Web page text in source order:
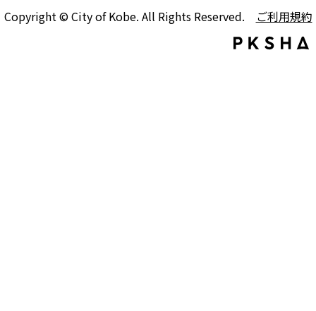
Copyright © City of Kobe. All Rights Reserved. ご利用規約